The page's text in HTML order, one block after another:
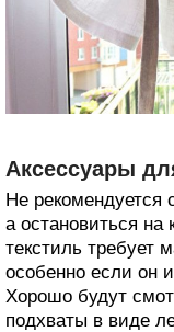
Аксессуары
Не рекомендуется
а остановиться на
текстиль требует
особенно если он
Хорошо будут
подхваты в виде